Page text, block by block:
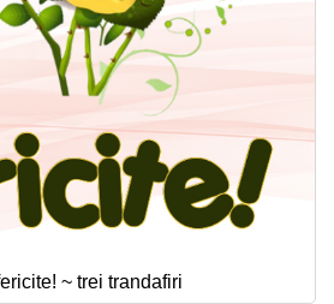
~ trei trandafiri